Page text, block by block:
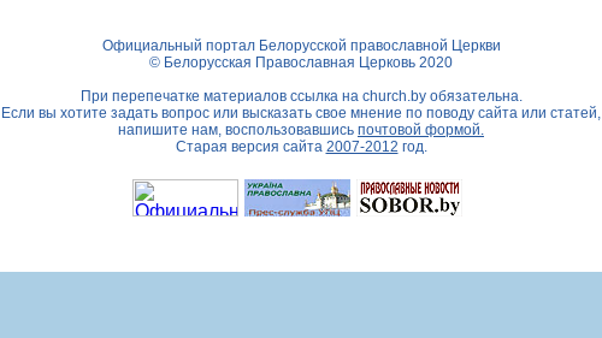
Официальный портал Белорусской православной Церкви
© Белорусская Православная Церковь 2020
При перепечатке материалов ссылка на church.byобязательна.
Если вы хотите задать вопрос или высказать свое мнение по поводу сайта или статей,
напишите нам, воспользовавшись почтовой формой.
Старая версия сайта 2007-2012 год.